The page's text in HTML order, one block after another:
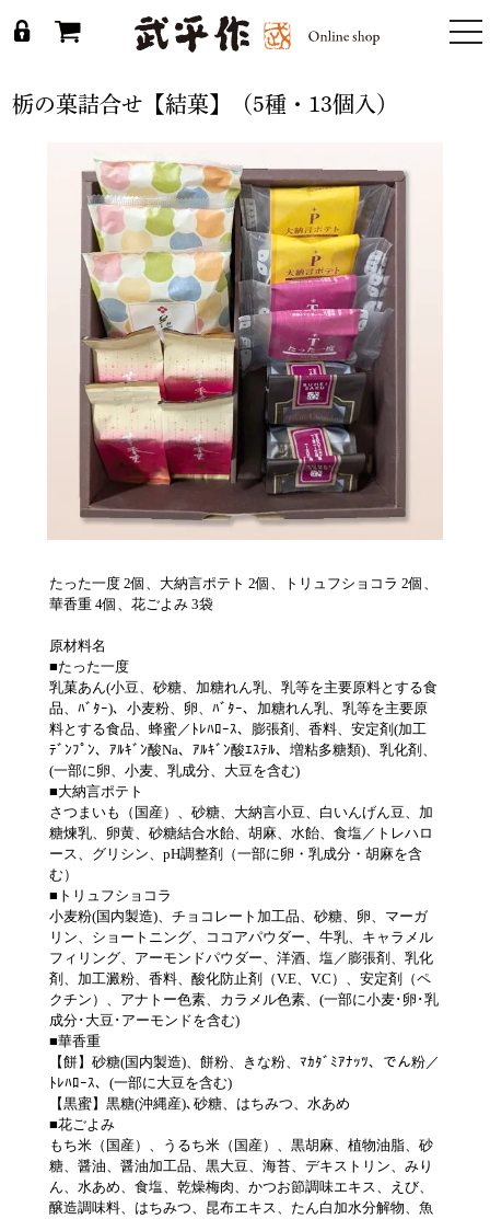
栃の菓詰合せ【結菓】（5種・13個入）
たった一度 2個、大納言ポテト 2個、トリュフショコラ 2個、
華香重 4個、花ごよみ 3袋
原材料名
■たった一度
乳菓あん(小豆、砂糖、加糖れん乳、乳等を主要原料とする食
品、ﾊﾞﾀｰ)、小麦粉、卵、ﾊﾞﾀｰ、加糖れん乳、乳等を主要原
料とする食品、蜂蜜／ﾄﾚﾊﾛｰｽ、膨張剤、香料、安定剤(加工
ﾃﾞﾝﾌﾟﾝ、ｱﾙｷﾞﾝ酸Na、ｱﾙｷﾞﾝ酸ｴｽﾃﾙ、増粘多糖類)、乳化剤、
(一部に卵、小麦、乳成分、大豆を含む)
■大納言ポテト
さつまいも（国産）、砂糖、大納言小豆、白いんげん豆、加
糖煉乳、卵黄、砂糖結合水飴、胡麻、水飴、食塩／トレハロ
ース、グリシン、pH調整剤（一部に卵・乳成分・胡麻を含
む）
■トリュフショコラ
小麦粉(国内製造)、チョコレート加工品、砂糖、卵、マーガ
リン、ショートニング、ココアパウダー、牛乳、キャラメル
フィリング、アーモンドパウダー、洋酒、塩／膨張剤、乳化
剤、加工澱粉、香料、酸化防止剤（V.E、V.C）、安定剤（ペ
クチン）、アナトー色素、カラメル色素、(一部に小麦･卵･乳
成分･大豆･アーモンドを含む)
■華香重
【餅】砂糖(国内製造)、餅粉、きな粉、ﾏｶﾀﾞﾐｱﾅｯﾂ、でん粉／
ﾄﾚﾊﾛｰｽ、(一部に大豆を含む)
【黒蜜】黒糖(沖縄産)､砂糖、はちみつ、水あめ
■花ごよみ
もち米（国産）、うるち米（国産）、黒胡麻、植物油脂、砂
糖、醤油、醤油加工品、黒大豆、海苔、デキストリン、みり
ん、水あめ、食塩、乾燥梅肉、かつお節調味エキス、えび、
醸造調味料、はちみつ、昆布エキス、たん白加水分解物、魚